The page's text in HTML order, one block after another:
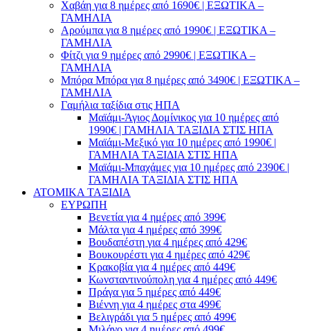
Χαβάη για 8 ημέρες από 1690€ | ΕΞΩΤΙΚΑ –
ΓΑΜΗΛΙΑ
Αρούμπα για 8 ημέρες από 1990€ | ΕΞΩΤΙΚΑ –
ΓΑΜΗΛΙΑ
Φίτζι για 9 ημέρες από 2990€ | ΕΞΩΤΙΚΑ –
ΓΑΜΗΛΙΑ
Μπόρα Μπόρα για 8 ημέρες από 3490€ | ΕΞΩΤΙΚΑ –
ΓΑΜΗΛΙΑ
Γαμήλια ταξίδια στις ΗΠΑ
Μαϊάμι-Άγιος Δομίνικος για 10 ημέρες από
1990€ | ΓΑΜΗΛΙΑ ΤΑΞΙΔΙΑ ΣΤΙΣ ΗΠΑ
Μαϊάμι-Μεξικό για 10 ημέρες από 1990€ |
ΓΑΜΗΛΙΑ ΤΑΞΙΔΙΑ ΣΤΙΣ ΗΠΑ
Μαϊάμι-Μπαχάμες για 10 ημέρες από 2390€ |
ΓΑΜΗΛΙΑ ΤΑΞΙΔΙΑ ΣΤΙΣ ΗΠΑ
ΑΤΟΜΙΚΑ ΤΑΞΙΔΙΑ
ΕΥΡΩΠΗ
Βενετία για 4 ημέρες από 399€
Μάλτα για 4 ημέρες από 399€
Βουδαπέστη για 4 ημέρες από 429€
Βουκουρέστι για 4 ημέρες από 429€
Κρακοβία για 4 ημέρες από 449€
Κωνσταντινούπολη για 4 ημέρες από 449€
Πράγα για 5 ημέρες από 449€
Βιέννη για 4 ημέρες στα 499€
Βελιγράδι για 5 ημέρες από 499€